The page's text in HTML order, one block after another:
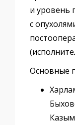
и уровень
с
Основные